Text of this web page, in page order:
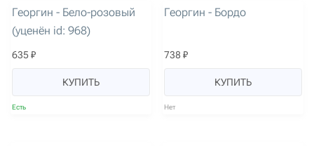
Георгин - Бело-розовый
(уценён id: 968)
635 ₽
КУПИТЬ
Есть
Георгин - Бордо
738 ₽
КУПИТЬ
Нет